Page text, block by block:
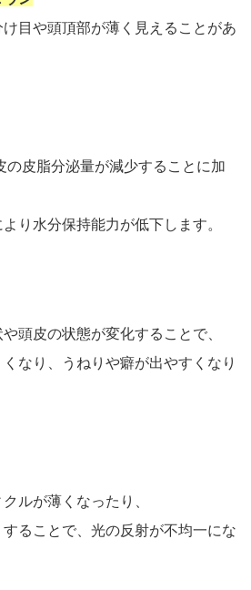
目や頭頂部が薄く見えることがあ
の皮脂分泌量が減少することに加
り水分保持能力が低下します。
頭皮の状態が変化することで、
なり、うねりや癖が出やすくなり
ルが薄くなったり、
ることで、光の反射が不均一にな